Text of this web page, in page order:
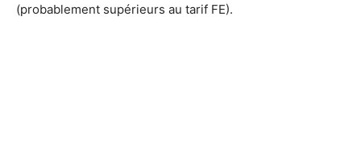
(probablement supérieurs au tarif FE).